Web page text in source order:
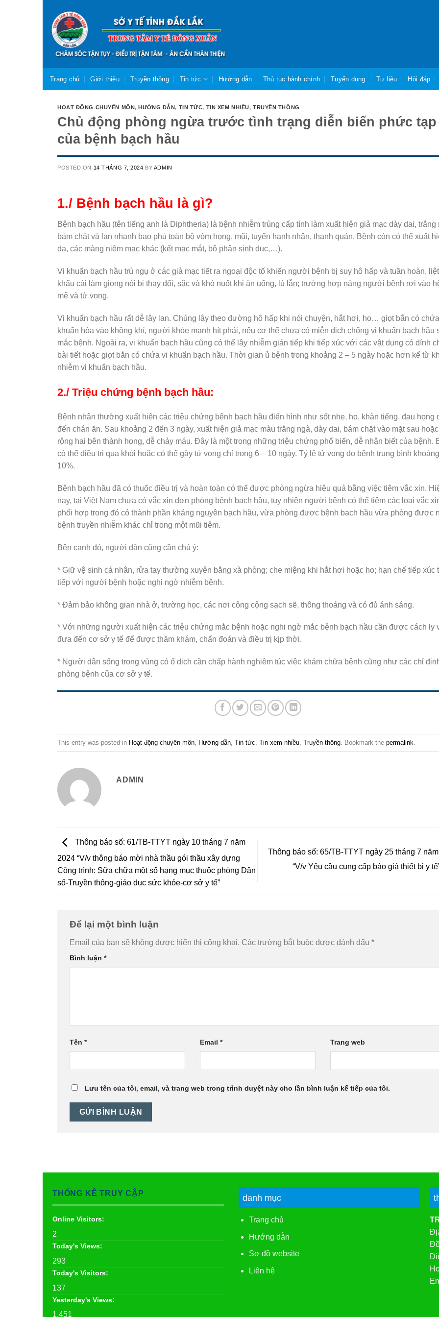
content
Trang chủ Giới thiệu Truyền thông Tin tức Hướng dẫn Thủ tục hành chính Tuyển dụng Tư liệu Hỏi đáp
HOẠT ĐỘNG CHUYÊN MÔN,HƯỚNG DẪN, TIN TỨC, TIN XEM NHIỀU, TRUYỀN THÔNG
Chủ động phòng ngừa trước tình trạng diễn biến phức tạp
của bệnh bạch hầu
POSTED ON 14 THÁNG 7, 2024 BY ADMIN
1./ Bệnh bạch hầu là gì?
Bệnh bạch hầu (tên tiếng anh là Diphtheria) là bệnh nhiễm trùng cấp tính làm xuất hiện giả mạc dày dai, trắng
bám chặt và lan nhanh bao phủ toàn bộ vòm họng, mũi, tuyến hạnh nhân, thanh quản. Bệnh còn có thể xuất
da, các màng niêm mạc khác (kết mạc mắt, bộ phận sinh dục,…).
Vi khuẩn bạch hầu trú ngụ ở các giả mạc tiết ra ngoại độc tố khiến người bệnh bị suy hô hấp và tuần hoàn,
khẩu cái làm giọng nói bị thay đổi, sặc và khó nuốt khi ăn uống, lú lẫn; trường hợp nặng người bệnh rơi vào
mê và tử vong.
Vi khuẩn bạch hầu rất dễ lây lan. Chúng lây theo đường hô hấp khi nói chuyện, hắt hơi, ho… giọt bắn có
khuẩn hòa vào không khí, người khỏe mạnh hít phải, nếu cơ thể chưa có miễn dịch chống vi khuẩn bạch hầu
mắc bệnh. Ngoài ra, vi khuẩn bạch hầu cũng có thể lây nhiễm gián tiếp khi tiếp xúc với các vật dụng có dính
bài tiết hoặc giọt bắn có chứa vi khuẩn bạch hầu. Thời gian ủ bệnh trong khoảng 2 – 5 ngày hoặc hơn kể từ
nhiễm vi khuẩn bạch hầu.
2./ Triệu chứng bệnh bạch hầu:
Bệnh nhân thường xuất hiện các triệu chứng bệnh bạch hầu điển hình như sốt nhẹ, ho, khàn tiếng, đau họng
đến chán ăn. Sau khoảng 2 đến 3 ngày, xuất hiện giả mạc màu trắng ngà, dày dai, bám chặt vào mặt sau
rộng hai bên thành họng, dễ chảy máu. Đây là một trong những triệu chứng phổ biến, dễ nhận biết của bệnh.
có thể điều trị qua khỏi hoặc có thể gây tử vong chỉ trong 6 – 10 ngày. Tỷ lệ tử vong do bệnh trung bình
10%.
Bệnh bạch hầu đã có thuốc điều trị và hoàn toàn có thể được phòng ngừa hiệu quả bằng việc tiêm vắc xin.
nay, tại Việt Nam chưa có vắc xin đơn phòng bệnh bạch hầu, tuy nhiên người bệnh có thể tiêm các loại vắc
phối hợp trong đó có thành phần kháng nguyên bạch hầu, vừa phòng được bệnh bạch hầu vừa phòng được
bệnh truyền nhiễm khác chỉ trong một mũi tiêm.
Bên cạnh đó, người dân cũng cần chú ý:
* Giữ vệ sinh cá nhân, rửa tay thường xuyên bằng xà phòng; che miệng khi hắt hơi hoặc ho; hạn chế tiếp xúc
tiếp với người bệnh hoặc nghi ngờ nhiễm bệnh.
* Đảm bảo không gian nhà ở, trường học, các nơi công cộng sạch sẽ, thông thoáng và có đủ ánh sáng.
* Với những người xuất hiện các triệu chứng mắc bệnh hoặc nghi ngờ mắc bệnh bạch hầu cần được cách ly
đưa đến cơ sở y tế để được thăm khám, chẩn đoán và điều trị kịp thời.
* Người dân sống trong vùng có ổ dịch cần chấp hành nghiêm túc việc khám chữa bệnh cũng như các chỉ
phòng bệnh của cơ sở y tế.
This entry was posted in Hoạt động chuyên môn Hướng dẫn Tin tức Tin xem nhiều Truyền thông . Bookmark the permalink
ADMIN
Thông báo số: 61/TB-TTYT ngày 10 tháng 7 năm
2024 “V/v thông báo mời nhà thầu gói thầu xây dựng
Công trình: Sữa chữa một số hạng mục thuộc phòng Dân
số-Truyền thông-giáo dục sức khỏe-cơ sở y tế”
Thông báo số: 65/TB-TTYT ngày 25 tháng 7
“V/v Yêu cầu cung cấp báo giá thiết bị y
Để lại một bình luận
Email của bạn sẽ không được hiển thị công khai. Các trường bắt buộc được đánh dấu *
Bình luận *
Tên * Email * Trang web
Lưu tên của tôi, email, và trang web trong trình duyệt này cho lần bình luận kế tiếp của tôi.
THỐNG KÊ TRUY CẬP
Online Visitors:
2
Today's Views:
293
Today's Visitors:
137
Yesterday's Views:
1.451
danh mục
Trang chủ
Hướng dẫn
Sơ đồ website
Liên hệ